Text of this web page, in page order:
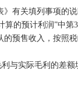
有关填列事项的说
的预计利润”中第3
预售收入，按照
实际毛利的差额